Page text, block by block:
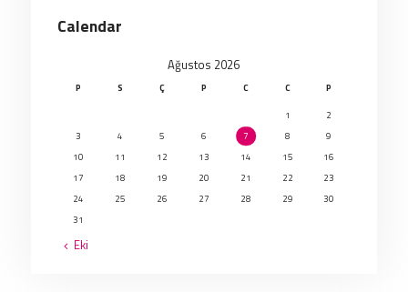
Calendar
Ağustos 2026
P S Ç P C C
P
1
2
3
4 5 6 7 8
9
10
11 12 13 14 15
16
17
18 19 20 21 22
23
24
25 26 27 28 29
30
31
« Eki